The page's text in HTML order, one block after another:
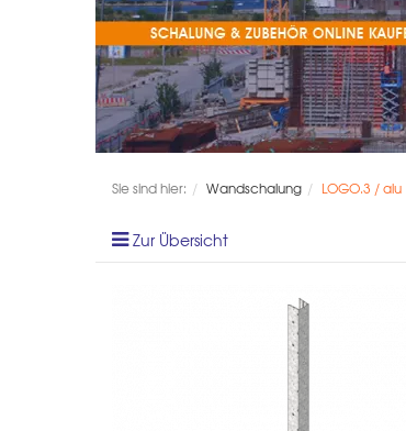
Sie sind hier: Wandschalung LOGO.3 / alu
Zur Übersicht